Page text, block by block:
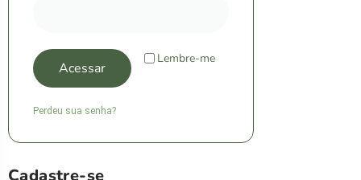
Lembre-me
Acessar
Perdeu sua senha?
Cadastre-se